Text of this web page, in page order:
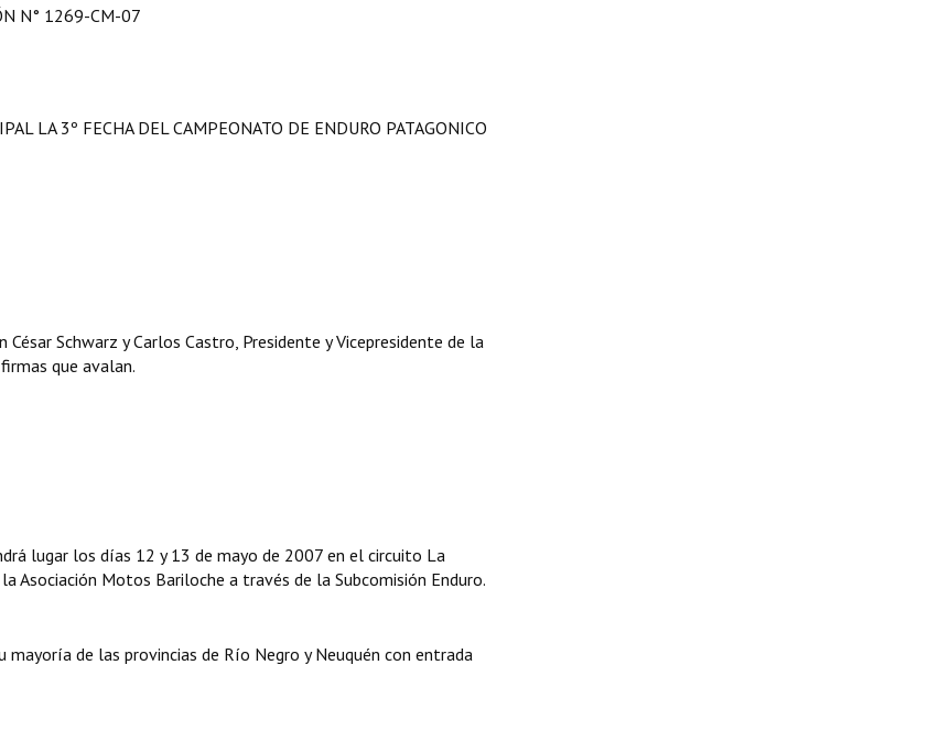
N° 1269-CM-07
LA 3º FECHA DEL CAMPEONATO DE ENDURO PATAGONICO
Schwarz y Carlos Castro, Presidente y Vicepresidente de la
que avalan.
lugar los días 12 y 13 de mayo de 2007 en el circuito La
Asociación Motos Bariloche a través de la Subcomisión Enduro.
de las provincias de Río Negro y Neuquén con entrada